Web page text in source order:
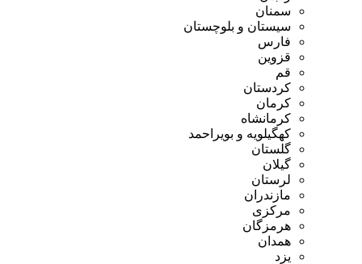
سمنان
سیستان و بلوچستان
فارس
قزوین
قم
کردستان
کرمان
کرمانشاه
کهگیلویه و بویراحمد
گلستان
گیلان
لرستان
مازندران
مرکزی
هرمزگان
همدان
یزد